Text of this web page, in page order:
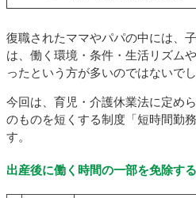
復職されたママやパパの中には、
は、働く環境・条件・生活リズム
ったという方が多いのではないで
今回は、育児・介護休業法に定め
のものを短くする制度「短時間勤
す。
出産後に働く時間の一部を免除す